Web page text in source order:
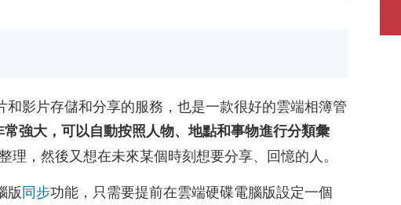
影片存儲和分享的服務，也是一款很好的雲端相簿管
強大，可以自動按照人物、地點和事物進行分類彙
，然後又想在未來某個時刻想要分享、回憶的人。
版同步功能，只需要提前在雲端硬碟電腦版設定一個